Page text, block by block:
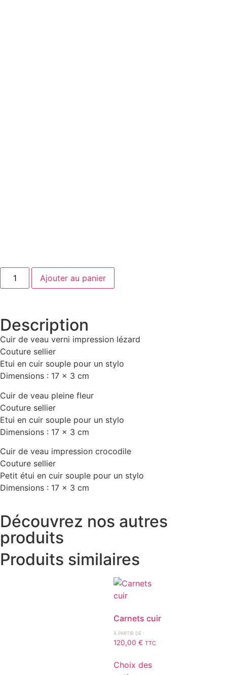
Ajouter au panier
Description
Cuir de veau verni impression lézard
Couture sellier
Etui en cuir souple pour un stylo
Dimensions : 17 x 3 cm
Cuir de veau pleine fleur
Couture sellier
Etui en cuir souple pour un stylo
Dimensions : 17 x 3 cm
Cuir de veau impression crocodile
Couture sellier
Petit étui en cuir souple pour un stylo
Dimensions : 17 x 3 cm
Découvrez nos autres
produits
Produits similaires
Carnets cuir
À PARTIR DE :
120,00 € TTC
Choix des